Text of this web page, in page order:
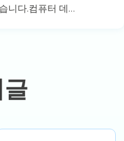
니다.컴퓨터 데
글